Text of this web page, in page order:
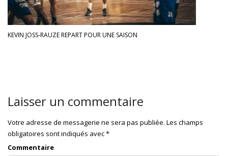
KEVIN JOSS-RAUZE REPART POUR UNE SAISON
Laisser un commentaire
Votre adresse de messagerie ne sera pas publiée. Les champs
obligatoires sont indiqués avec*
Commentaire